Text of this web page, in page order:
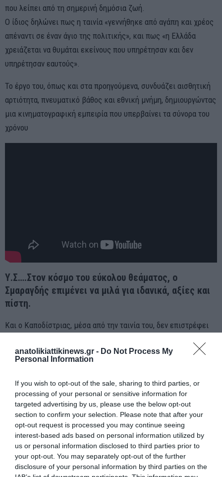
anatolikiattikinews.gr - Do Not Process My
Personal Information
If you wish to opt-out of the sale, sharing to third parties, or
processing of your personal or sensitive information for
targeted advertising by us, please use the below opt-out
section to confirm your selection. Please note that after your
opt-out request is processed you may continue seeing
interest-based ads based on personal information utilized by
us or personal information disclosed to third parties prior to
your opt-out. You may separately opt-out of the further
disclosure of your personal information by third parties on the
που λείπει από τη σημερινή δημόσια ζωή.
Ο ίδιος δηλώνει πως η ταινία «γεννήθηκε από αγάπη και χρέος
απέναντι σε έναν άγιο της πολιτικής», και πως «η Ελλάδα
χρειάζεται να θυμάται εκείνους που υπηρέτησαν και δεν
υπηρέτησαν εαυτούς».
Το έργο του, όπως και στα προηγούμενα, συνδυάζει αισθητική
αρτιότητα, πνευματικό βάθος και εθνική μνήμη, δημιουργώντας
μια κινηματογραφική εμπειρία που υπερβαίνει τα σύνορα του
χρόνου
Υ.Σ….Στον κόσμο του εύκολου θεάματος, ο
Σμαραγδής επιμένει να μιλά για ιδανικά, αξίες και
πίστη.
Και ο Καποδίστριας, μέσα από την ταινία του, δεν επιστρέφει
σήμερα.
μόνο στο παρελθόν·
ανήκει σε κάθε εποχή που η Πατρίδα αναζητά Ελευθερία.
ΠΡΟΗΓΟΎΜΕΝΗ ΑΝΆΡΤΗΣΗ